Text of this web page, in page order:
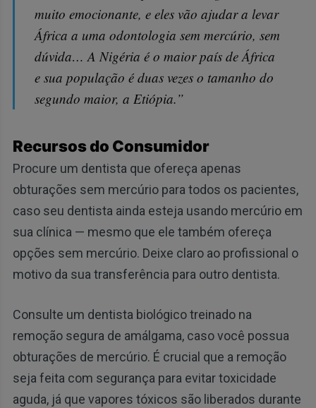
muito emocionante, e eles vão ajudar a levar
África a uma odontologia sem mercúrio, sem
dúvida… A Nigéria é o maior país de África
e sua população é duas vezes o tamanho do
segundo maior, a Etiópia.”
Recursos do Consumidor
Procure um dentista que ofereça apenas
obturações sem mercúrio para todos os pacientes,
caso seu dentista ainda esteja usando mercúrio em
sua clínica — mesmo que ele também ofereça
opções sem mercúrio. Deixe claro ao profissional o
motivo da sua transferência para outro dentista.
Consulte um dentista biológico treinado na
remoção segura de amálgama, caso você possua
obturações de mercúrio. É crucial que a remoção
seja feita com segurança para evitar toxicidade
aguda, já que vapores tóxicos são liberados durante